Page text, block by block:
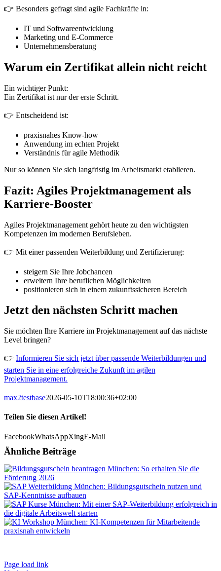
👉 Besonders gefragt sind agile Fachkräfte in:
IT und Softwareentwicklung
Marketing und E-Commerce
Unternehmensberatung
Warum ein Zertifikat allein nicht reicht
Ein wichtiger Punkt:
Ein Zertifikat ist nur der erste Schritt.
👉 Entscheidend ist:
praxisnahes Know-how
Anwendung im echten Projekt
Verständnis für agile Methodik
Nur so können Sie sich langfristig im Arbeitsmarkt etablieren.
Fazit: Agiles Projektmanagement als
Karriere-Booster
Agiles Projektmanagement gehört heute zu den wichtigsten
Kompetenzen im modernen Berufsleben.
👉 Mit einer passenden Weiterbildung und Zertifizierung:
steigern Sie Ihre Jobchancen
erweitern Ihre beruflichen Möglichkeiten
positionieren sich in einem zukunftssicheren Bereich
Jetzt den nächsten Schritt machen
Sie möchten Ihre Karriere im Projektmanagement auf das nächste
Level bringen?
👉 Informieren Sie sich jetzt über passende Weiterbildungen und
starten Sie in eine erfolgreiche Zukunft im agilen
Projektmanagement.
max2testbase2026-05-10T18:00:36+02:00
Teilen Sie diesen Artikel!
FacebookWhatsAppXingE-Mail
Ähnliche Beiträge
Page load link